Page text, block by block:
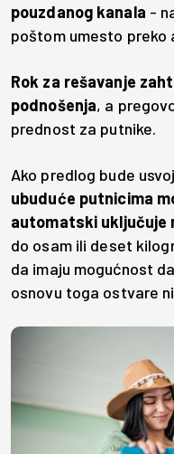
pouzdanog kanala -
poštom umesto preko
Rok za rešavanje
podnošenja, a
prednost za putnike.
Ako predlog bude
ubuduće putnicima
automatski uključuje
do osam ili deset
da imaju mogućnost
osnovu toga ostvare